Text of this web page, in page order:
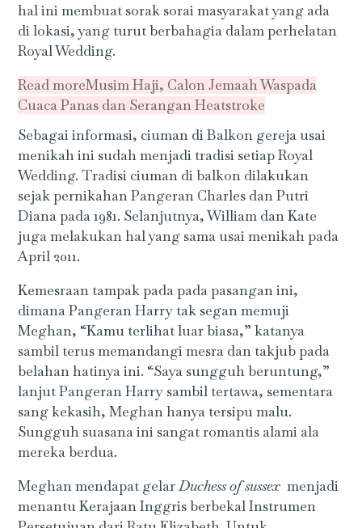
hal ini membuat sorak sorai masyarakat yang ada
di lokasi, yang turut berbahagia dalam perhelatan
Royal Wedding.
Read moreMusim Haji, Calon Jemaah Waspada
Cuaca Panas dan Serangan Heatstroke
Sebagai informasi, ciuman di Balkon gereja usai
menikah ini sudah menjadi tradisi setiap Royal
Wedding. Tradisi ciuman di balkon dilakukan
sejak pernikahan Pangeran Charles dan Putri
Diana pada 1981. Selanjutnya, William dan Kate
juga melakukan hal yang sama usai menikah pada
April 2011.
Kemesraan tampak pada pada pasangan ini,
dimana Pangeran Harry tak segan memuji
Meghan, “Kamu terlihat luar biasa,” katanya
sambil terus memandangi mesra dan takjub pada
belahan hatinya ini. “Saya sungguh beruntung,”
lanjut Pangeran Harry sambil tertawa, sementara
sang kekasih, Meghan hanya tersipu malu.
Sungguh suasana ini sangat romantis alami ala
mereka berdua.
Meghan mendapat gelarDuchess of sussex menjadi
menantu Kerajaan Inggris berbekal Instrumen